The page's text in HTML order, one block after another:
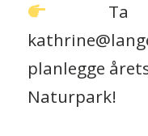
Ta
planlegge
Naturpark!